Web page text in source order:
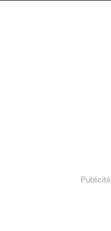
Publicité